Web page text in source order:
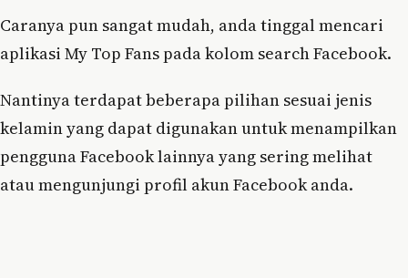
Caranya pun sangat mudah, anda tinggal mencari
aplikasi My Top Fans pada kolom search Facebook.
Nantinya terdapat beberapa pilihan sesuai jenis
kelamin yang dapat digunakan untuk menampilkan
pengguna Facebook lainnya yang sering melihat
atau mengunjungi profil akun Facebook anda.